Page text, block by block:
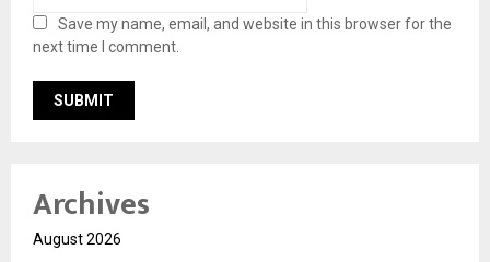
Save my name, email, and website in this browser for the
next time I comment.
Archives
August 2026